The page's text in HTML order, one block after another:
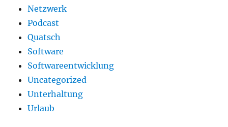
Netzwerk
Podcast
Quatsch
Software
Softwareentwicklung
Uncategorized
Unterhaltung
Urlaub